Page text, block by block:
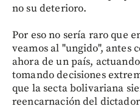
no su deterioro.
Por eso no sería raro que
veamos al "ungido", antes
ahora de un país,
tomando decisiones
que la secta bolivariana
reencarnación del